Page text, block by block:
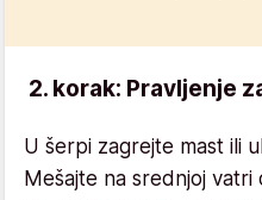
2. korak: Pravljenje
U šerpi zagrejte mast ili
Mešajte na srednjoj